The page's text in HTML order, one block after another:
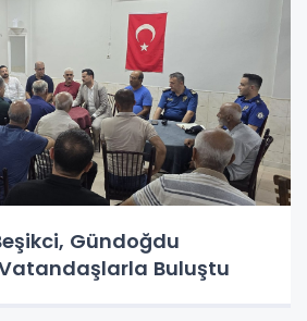
Gündoğdu
Buluştu